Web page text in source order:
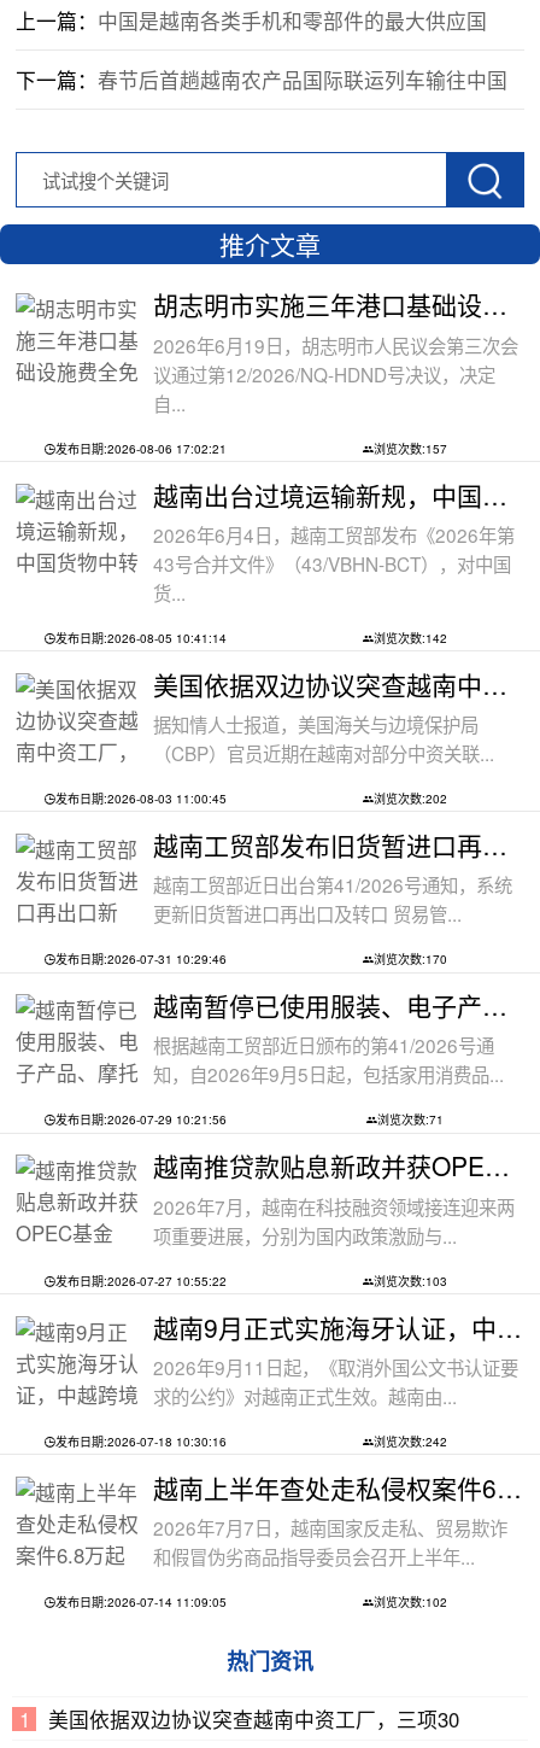
上一篇： 中国是越南各类手机和零部件的最大供应国
下一篇：春节后首趟越南农产品国际联运列车输往中国
推介文章
胡志明市实施三年港口基础设施费全免政
2026年6月19日，胡志明市人民议会第三次会
议通过第12/2026/NQ-HDND号决议，决定
自...
发布日期:2026-08-06 17:02:21 浏览次数:157
越南出台过境运输新规，中国货物中转通
2026年6月4日，越南工贸部发布《2026年第
43号合并文件》（43/VBHN-BCT），对中国
货...
发布日期:2026-08-05 10:41:14 浏览次数:142
美国依据双边协议突查越南中资工厂，三
据知情人士报道，美国海关与边境保护局
（CBP）官员近期在越南对部分中资关联...
发布日期:2026-08-03 11:00:45 浏览次数:202
越南工贸部发布旧货暂进口再出口新规：
越南工贸部近日出台第41/2026号通知，系统
更新旧货暂进口再出口及转口 贸易管...
发布日期:2026-07-31 10:29:46 浏览次数:170
越南暂停已使用服装、电子产品、摩托车
根据越南工贸部近日颁布的第41/2026号通
知，自2026年9月5日起，包括家用消费品...
发布日期:2026-07-29 10:21:56 浏览次数:71
越南推贷款贴息新政并获OPEC基金5000万美
2026年7月，越南在科技融资领域接连迎来两
项重要进展，分别为国内政策激励与...
发布日期:2026-07-27 10:55:22 浏览次数:103
越南9月正式实施海牙认证，中越跨境文件
2026年9月11日起，《取消外国公文书认证要
求的公约》对越南正式生效。越南由...
发布日期:2026-07-18 10:30:16 浏览次数:242
越南上半年查处走私侵权案件6.8万起
2026年7月7日，越南国家反走私、贸易欺诈
和假冒伪劣商品指导委员会召开上半年...
发布日期:2026-07-14 11:09:05 浏览次数:102
热门资讯
美国依据双边协议突查越南中资工厂，三项30